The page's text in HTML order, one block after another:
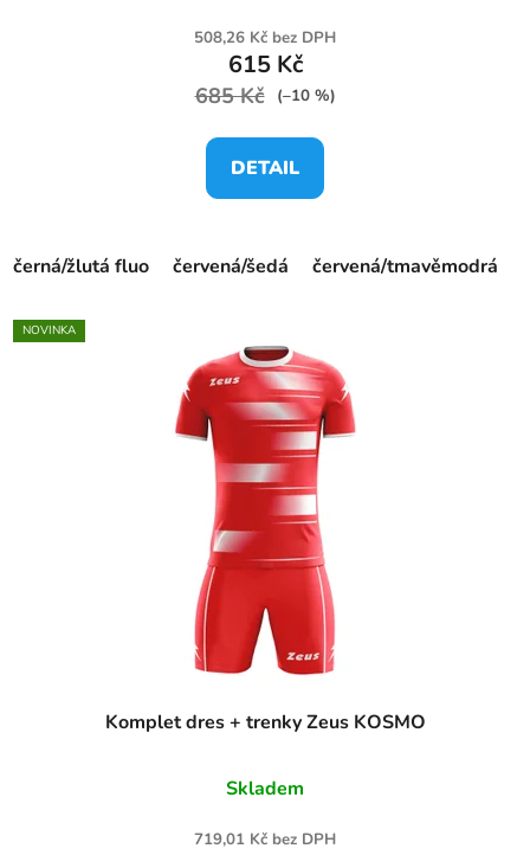
508,26 Kč bez DPH
615 Kč
685 Kč (–10 %)
DETAIL
černá/žlutá fluo červená/šedá červená/tmavěmodrá
NOVINKA
Komplet dres + trenky Zeus KOSMO
Skladem
719,01 Kč bez DPH